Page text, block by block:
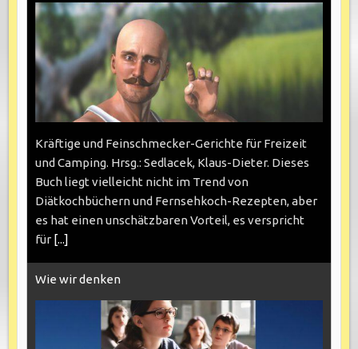
Kräftige und Feinschmecker-Gerichte für Freizeit
und Camping. Hrsg.: Sedlacek, Klaus-Dieter. Dieses
Buch liegt vielleicht nicht im Trend von
Diätkochbüchern und Fernsehkoch-Rezepten, aber
es hat einen unschätzbaren Vorteil, es verspricht
für [...]
Wie wir denken